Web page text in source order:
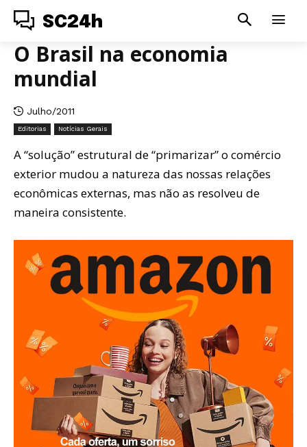
SC24h
O Brasil na economia
mundial
Julho/2011
Editorias Notícias Gerais
A “solução” estrutural de “primarizar” o comércio
exterior mudou a natureza das nossas relações
econômicas externas, mas não as resolveu de
maneira consistente.